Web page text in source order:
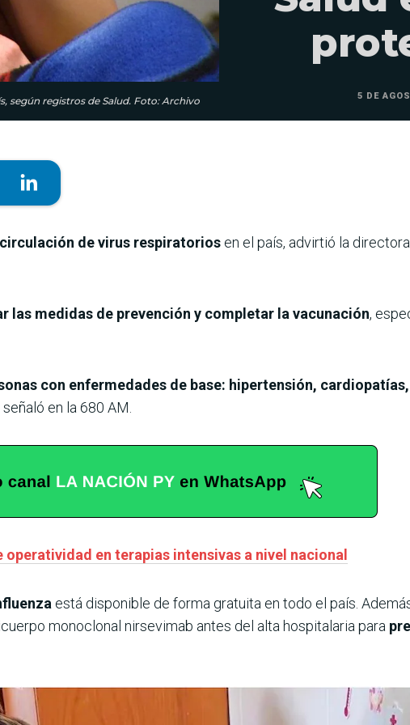
según registros de Salud. Foto: Archivo 5 DE
de virus respiratorios en el país, advirtió la
las medidas de prevención y completar la vacunación,
con enfermedades de base: hipertensión,
en la 680 AM.
en terapias intensivas a nivel nacional
está disponible de forma gratuita en todo el país.
monoclonal nirsevimab antes del alta hospitalaria para